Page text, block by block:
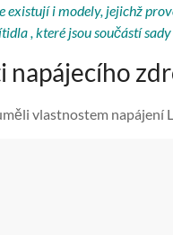
existují i ​​modely, jejichž
, které jsou součástí
napájecího
vlastnostem napájení